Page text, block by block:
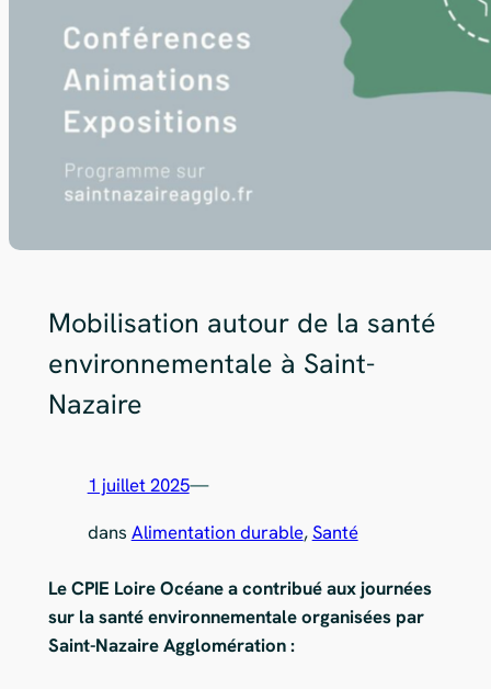
Mobilisation autour de la santé
environnementale à Saint-
Nazaire
1 juillet 2025—
dans Alimentation durable, Santé
Le CPIE Loire Océane a contribué aux journées
sur la santé environnementale organisées par
Saint-Nazaire Agglomération :